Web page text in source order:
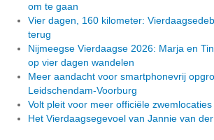
om te gaan
Vier dagen, 160 kilometer:
terug
Nijmeegse Vierdaagse 2026: Marja en
op vier dagen wandelen
Meer aandacht voor smartphonevrij
Leidschendam-Voorburg
Volt pleit voor meer officiële
Het Vierdaagsegevoel van Jannie van